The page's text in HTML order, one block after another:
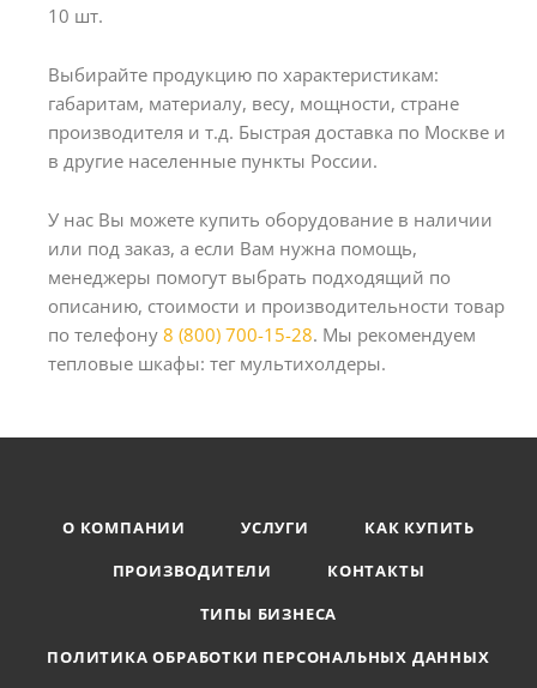
10 шт.
Выбирайте продукцию по характеристикам:
габаритам, материалу, весу, мощности, стране
производителя и т.д. Быстрая доставка по Москве и
в другие населенные пункты России.
У нас Вы можете купить оборудование в наличии
или под заказ, а если Вам нужна помощь,
менеджеры помогут выбрать подходящий по
описанию, стоимости и производительности товар
по телефону 8 (800) 700-15-28. Мы рекомендуем
тепловые шкафы: тег мультихолдеры.
О КОМПАНИИ УСЛУГИ
КАК КУПИТЬ
ПРОИЗВОДИТЕЛИ
КОНТАКТЫ
ТИПЫ БИЗНЕСА
ПОЛИТИКА ОБРАБОТКИ ПЕРСОНАЛЬНЫХ ДАННЫХ